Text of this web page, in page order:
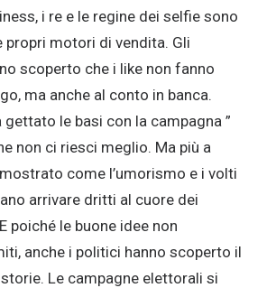
i re e le regine dei selfie sono
propri motori di vendita. Gli
scoperto che i like non fanno
ma anche al conto in banca.
gettato le basi con la campagna ”
non ci riesci meglio. Ma più a
come l’umorismo e i volti
arrivare dritti al cuore dei
poiché le buone idee non
anche i politici hanno scoperto il
Le campagne elettorali si